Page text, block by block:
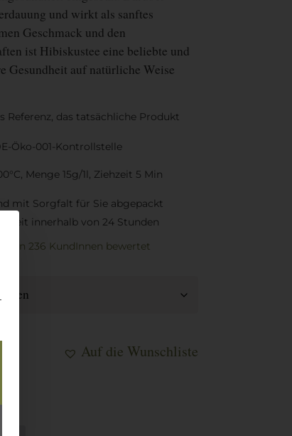
und wirkt als sanftes
Geschmack und den
ist Hibiskustee eine beliebte und
Gesundheit auf natürliche Weise
Referenz, das tatsächliche Produkt
Öko-001-Kontrollstelle
Menge 15g/1l, Ziehzeit 5 Min
mit Sorgfalt für Sie abgepackt
innerhalb von 24 Stunden
von 236 KundInnen bewertet
Auf die Wunschliste